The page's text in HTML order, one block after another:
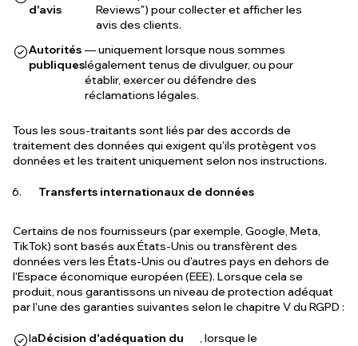
d'avis
Reviews") pour collecter et afficher les
avis des clients.
Autorités
publiques
— uniquement lorsque nous sommes
légalement tenus de divulguer, ou pour
établir, exercer ou défendre des
réclamations légales.
Tous les sous-traitants sont liés par des accords de
traitement des données qui exigent qu'ils protègent vos
données et les traitent uniquement selon nos instructions.
Transferts internationaux de données
Certains de nos fournisseurs (par exemple, Google, Meta,
TikTok) sont basés aux États-Unis ou transfèrent des
données vers les États-Unis ou d'autres pays en dehors de
l'Espace économique européen (EEE). Lorsque cela se
produit, nous garantissons un niveau de protection adéquat
par l'une des garanties suivantes selon le chapitre V du RGPD :
laDécision d'adéquation du
, lorsque le